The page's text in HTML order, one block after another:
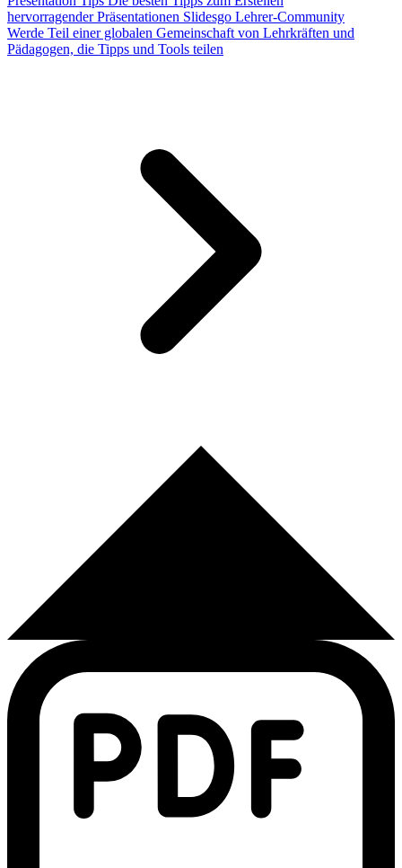
hervorragender Präsentationen Slidesgo Lehrer-Community
Werde Teil einer globalen Gemeinschaft von Lehrkräften und
Pädagogen, die Tipps und Tools teilen